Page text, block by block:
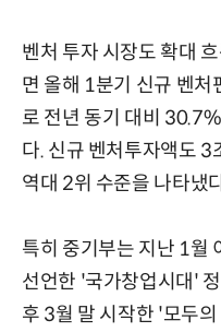
벤처 투자 시장도 확대
면 올해 1분기 신규 벤
로 전년 동기 대비
다. 신규 벤처투자액도
역대 2위 수준을 나타냈
특히 중기부는 지난 1월
선언한 '국가창업시대'
후 3월 말 시작한 '모두